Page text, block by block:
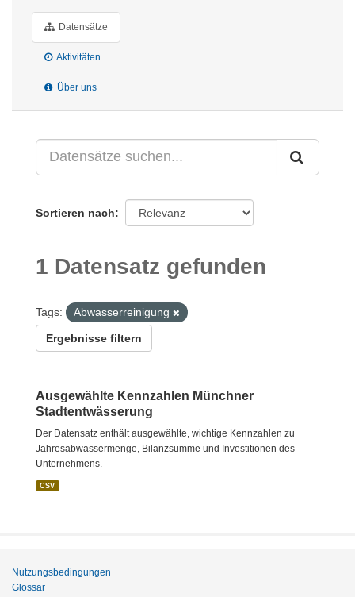
Datensätze
Aktivitäten
Über uns
Sortieren nach
1 Datensatz gefunden
Tags: Abwasserreinigung
Ergebnisse filtern
Ausgewählte Kennzahlen Münchner
Stadtentwässerung
Der Datensatz enthält ausgewählte, wichtige Kennzahlen zu
Jahresabwassermenge, Bilanzsumme und Investitionen des
Unternehmens.
CSV
Nutzungsbedingungen
Glossar